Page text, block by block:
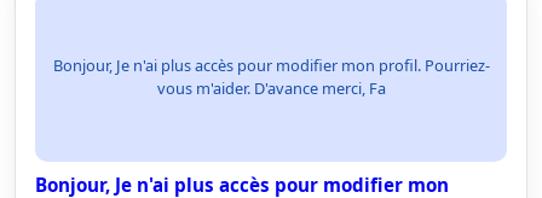
Bonjour, Je n'ai plus accès pour modifier mon profil. Pourriez-
vous m'aider. D'avance merci, Fa
Bonjour, Je n'ai plus accès pour modifier mon